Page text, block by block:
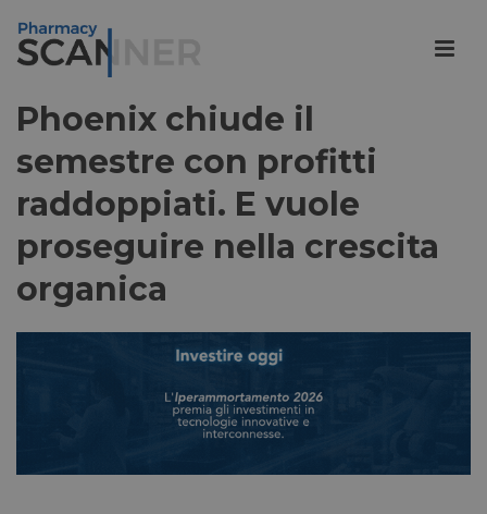
Phoenix chiude il
semestre con profitti
raddoppiati. E vuole
proseguire nella crescita
organica